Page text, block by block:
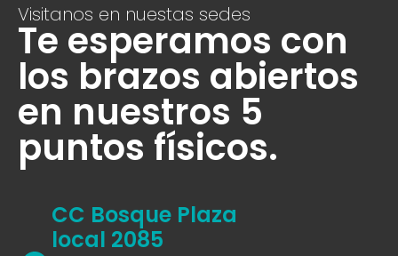
Visitanos en nuestas sedes
Te esperamos con
los brazos abiertos
en nuestros 5
puntos físicos.
CC Bosque Plaza
local 2085